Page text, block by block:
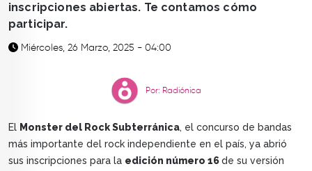
inscripciones abiertas. Te contamos cómo
participar.
Miércoles, 26 Marzo, 2025 - 04:00
Por: Radiónica
El Monster del Rock Subterránica, el concurso de bandas
más importante del rock independiente en el país, ya abrió
sus inscripciones para la edición número 16de su versión